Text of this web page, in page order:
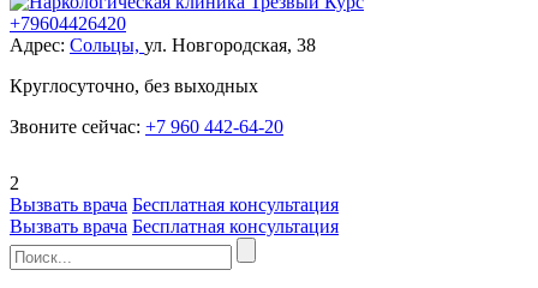
+79604426420
Адрес: Сольцы, ул. Новгородская, 38
Круглосуточно, без выходных
Звоните сейчас: +7 960 442-64-20
2
Вызвать врача Бесплатная консультация
Вызвать врача Бесплатная консультация